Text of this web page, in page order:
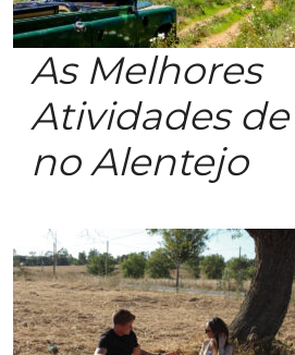
As Melhores
Atividades de
no Alentejo